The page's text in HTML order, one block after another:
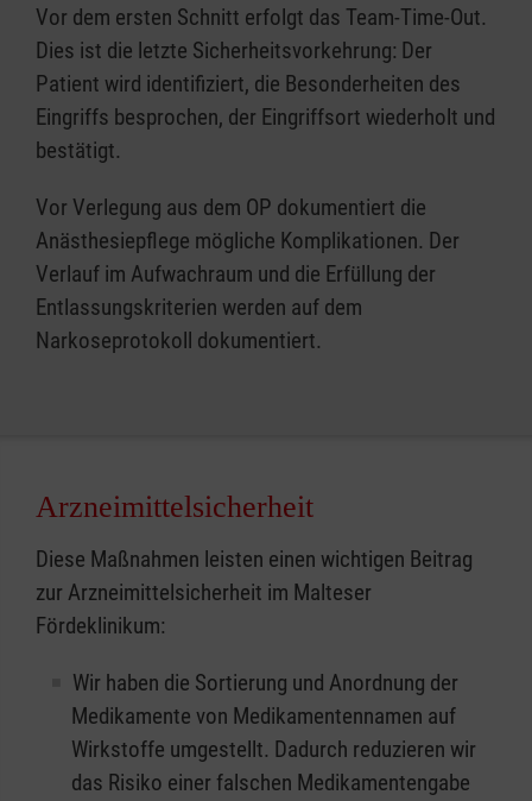
Vor dem ersten Schnitt erfolgt das Team-Time-Out.
Dies ist die letzte Sicherheitsvorkehrung: Der
Patient wird identifiziert, die Besonderheiten des
Eingriffs besprochen, der Eingriffsort wiederholt und
bestätigt.
Vor Verlegung aus dem OP dokumentiert die
Anästhesiepflege mögliche Komplikationen. Der
Verlauf im Aufwachraum und die Erfüllung der
Entlassungskriterien werden auf dem
Narkoseprotokoll dokumentiert.
Arzneimittelsicherheit
Diese Maßnahmen leisten einen wichtigen Beitrag
zur Arzneimittelsicherheit im Malteser
Fördeklinikum:
Wir haben die Sortierung und Anordnung der
Medikamente von Medikamentennamen auf
Wirkstoffe umgestellt. Dadurch reduzieren wir
das Risiko einer falschen Medikamentengabe